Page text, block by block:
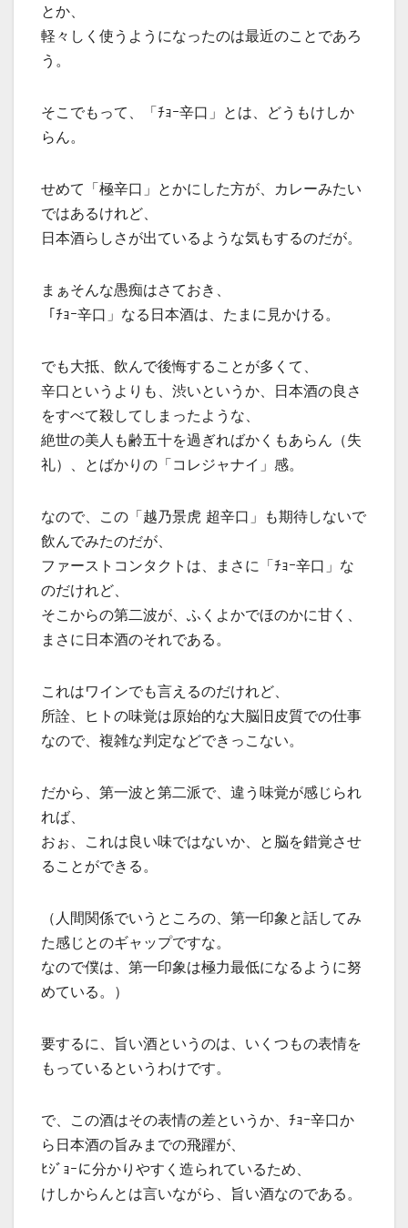
とか、
軽々しく使うようになったのは最近のことであろ
う。
そこでもって、「ﾁｮｰ辛口」とは、どうもけしか
らん。
せめて「極辛口」とかにした方が、カレーみたい
ではあるけれど、
日本酒らしさが出ているような気もするのだが。
まぁそんな愚痴はさておき、
「ﾁｮｰ辛口」なる日本酒は、たまに見かける。
でも大抵、飲んで後悔することが多くて、
辛口というよりも、渋いというか、日本酒の良さ
をすべて殺してしまったような、
絶世の美人も齢五十を過ぎればかくもあらん（失
礼）、とばかりの「コレジャナイ」感。
なので、この「越乃景虎 超辛口」も期待しないで
飲んでみたのだが、
ファーストコンタクトは、まさに「ﾁｮｰ辛口」な
のだけれど、
そこからの第二波が、ふくよかでほのかに甘く、
まさに日本酒のそれである。
これはワインでも言えるのだけれど、
所詮、ヒトの味覚は原始的な大脳旧皮質での仕事
なので、複雑な判定などできっこない。
だから、第一波と第二派で、違う味覚が感じられ
れば、
おぉ、これは良い味ではないか、と脳を錯覚させ
ることができる。
（人間関係でいうところの、第一印象と話してみ
た感じとのギャップですな。
なので僕は、第一印象は極力最低になるように努
めている。）
要するに、旨い酒というのは、いくつもの表情を
もっているというわけです。
で、この酒はその表情の差というか、ﾁｮｰ辛口か
ら日本酒の旨みまでの飛躍が、
ﾋｼﾞｮｰに分かりやすく造られているため、
けしからんとは言いながら、旨い酒なのである。